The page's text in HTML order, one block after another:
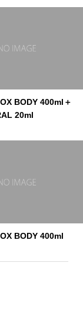
BODY 400ml＋
20ml
BODY 400ml